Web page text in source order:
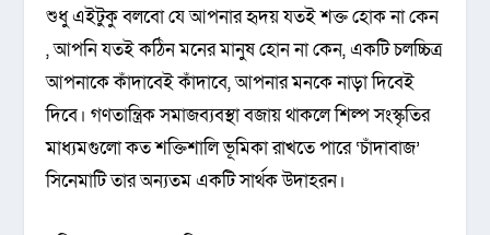
শুধু এইটুকু বলবো যে আপনার হৃদয় যতই শক্ত হোক না কেন
, আপনি যতই কঠিন মনের মানুষ হোন না কেন, একটি চলচ্চিত্র
আপনাকে কাঁদাবেই কাঁদাবে, আপনার মনকে নাড়া দিবেই
দিবে। গণতান্ত্রিক সমাজব্যবস্থা বজায় থাকলে শিল্প সংস্কৃতির
মাধ্যমগুলো কত শক্তিশালি ভূমিকা রাখতে পারে ‘চাঁদাবাজ’
সিনেমাটি তার অন্যতম একটি সার্থক উদাহরন।